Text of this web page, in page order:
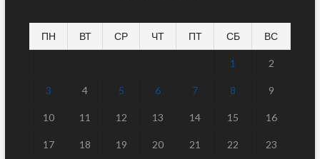
ПН ВТ СР ЧТ ПТ СБ ВС
1 2
3 4 5 6 7 8 9
10 11 12 13 14 15 16
17 18 19 20 21 22 23